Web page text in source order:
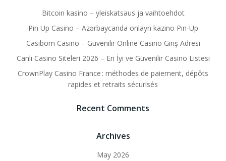
Bitcoin kasino – yleiskatsaus ja vaihtoehdot
Pin Up Casino – Azərbaycanda onlayn kazino Pin-Up
Casibom Casino – Güvenilir Online Casino Giriş Adresi
Canlı Casino Siteleri 2026 – En İyi ve Güvenilir Casino Listesi
CrownPlay Casino France : méthodes de paiement, dépôts
rapides et retraits sécurisés
Recent Comments
Archives
May 2026